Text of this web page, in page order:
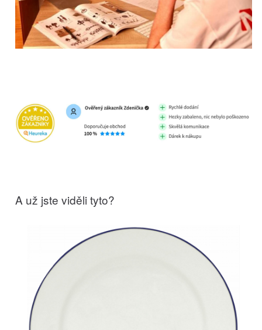
A už jste viděli tyto?